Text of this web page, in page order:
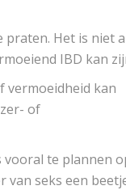
praten. Het is niet
IBD kan
vermoeidheid kan
of
vooral te plannen
van seks een